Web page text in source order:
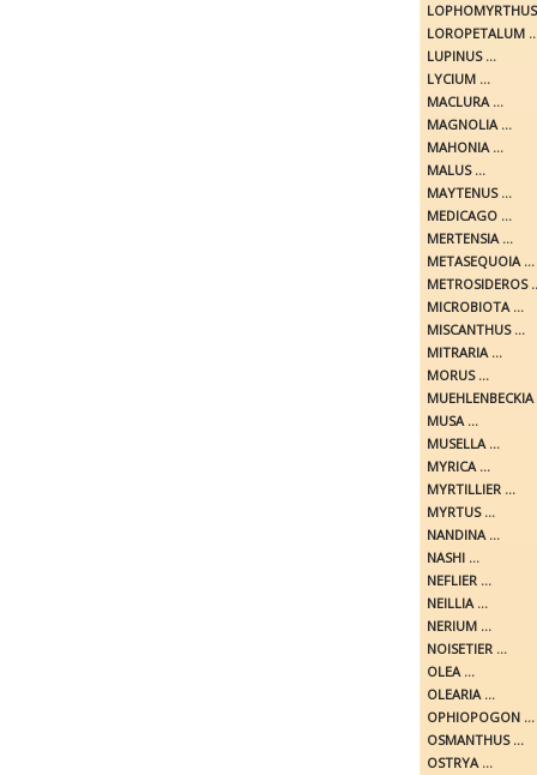
LOROPETALUM
LUPINUS ...
LYCIUM ...
MACLURA ...
MAGNOLIA ...
MAHONIA ...
MALUS ...
MAYTENUS ...
MEDICAGO ...
MERTENSIA ...
METASEQUOIA ...
METROSIDEROS
MICROBIOTA ...
MISCANTHUS ...
MITRARIA ...
MORUS ...
MUEHLENBECKIA
MUSA ...
MUSELLA ...
MYRICA ...
MYRTILLIER ...
MYRTUS ...
NANDINA ...
NASHI ...
NEFLIER ...
NEILLIA ...
NERIUM ...
NOISETIER ...
OLEA ...
OLEARIA ...
OPHIOPOGON ...
OSMANTHUS ...
OSTRYA ...